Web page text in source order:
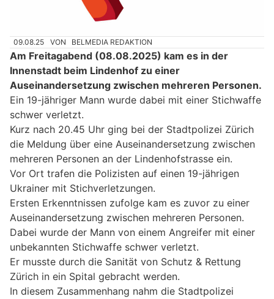
09.08.25 VON BELMEDIA REDAKTION
Am Freitagabend (08.08.2025) kam es in der
Innenstadt beim Lindenhof zu einer
Auseinandersetzung zwischen mehreren Personen.
Ein 19-jähriger Mann wurde dabei mit einer Stichwaffe
schwer verletzt.
Kurz nach 20.45 Uhr ging bei der Stadtpolizei Zürich
die Meldung über eine Auseinandersetzung zwischen
mehreren Personen an der Lindenhofstrasse ein.
Vor Ort trafen die Polizisten auf einen 19-jährigen
Ukrainer mit Stichverletzungen.
Ersten Erkenntnissen zufolge kam es zuvor zu einer
Auseinandersetzung zwischen mehreren Personen.
Dabei wurde der Mann von einem Angreifer mit einer
unbekannten Stichwaffe schwer verletzt.
Er musste durch die Sanität von Schutz & Rettung
Zürich in ein Spital gebracht werden.
In diesem Zusammenhang nahm die Stadtpolizei